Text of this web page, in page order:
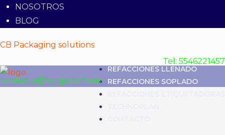
NOSOTROS
BLOG
CB Packaging solutions
Tel: 5546221457
contacto@bargo.com.mx
REFACCIONES LLENADO
REFACCIONES SOPLADO